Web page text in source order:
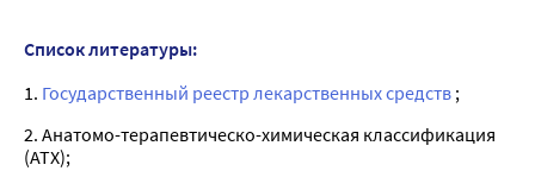
Список литературы:
1. Государственный реестр лекарственных средств ;
2. Анатомо-терапевтическо-химическая классификация
(ATX);